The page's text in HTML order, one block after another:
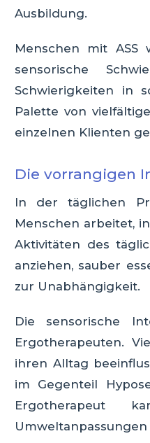
Ausbildung.
Menschen mit ASS
sensorische
Schwierigkeiten in
Palette von
einzelnen Klienten
Die vorrangigen
In der täglichen
Menschen arbeitet,
Aktivitäten des
anziehen, sauber
zur Unabhängigkeit.
Die sensorische
Ergotherapeuten.
ihren Alltag
im Gegenteil
Ergotherapeut